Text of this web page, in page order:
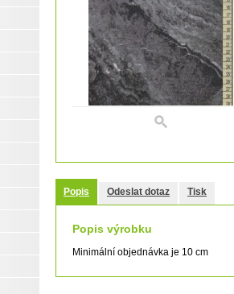
Popis Odeslat dotaz Tisk
Popis výrobku
Minimální objednávka je 10 cm